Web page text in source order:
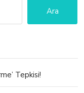
Ara
Tepkisi!